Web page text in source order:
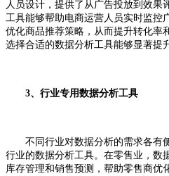
人员设计，提供了从广告投放到效果
工具能够帮助电商运营人员实时监控
优化商品推荐策略，从而提升转化率
选择合适的数据分析工具能够显著提
3、行业专用数据分析工具
不同行业对数据分析的需求各有
行业的数据分析工具。在零售业，数
库存管理和销售预测，帮助零售商优